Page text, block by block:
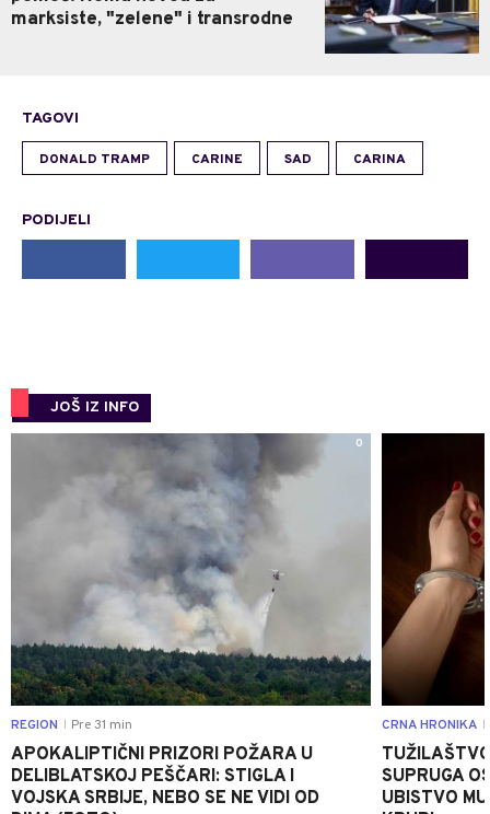
marksiste, "zelene" i transrodne
TAGOVI
DONALD TRAMP CARINE SAD CARINA
PODIJELI
JOŠ IZ INFO
0
REGION Pre 31 min
APOKALIPTIČNI PRIZORI POŽARA U
DELIBLATSKOJ PEŠČARI: STIGLA I
VOJSKA SRBIJE, NEBO SE NE VIDI OD
CRNA HRONIKA
SUPRUGA
UBISTVO